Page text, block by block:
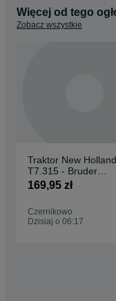
Więcej od tego
Zobacz wszystkie
Traktor New Holland
T7.315 - Bruder
Ciągnik
169,95 zł
Czernikowo
Dzisiaj o 06:17